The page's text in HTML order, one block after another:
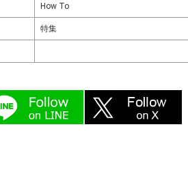
How To
特集